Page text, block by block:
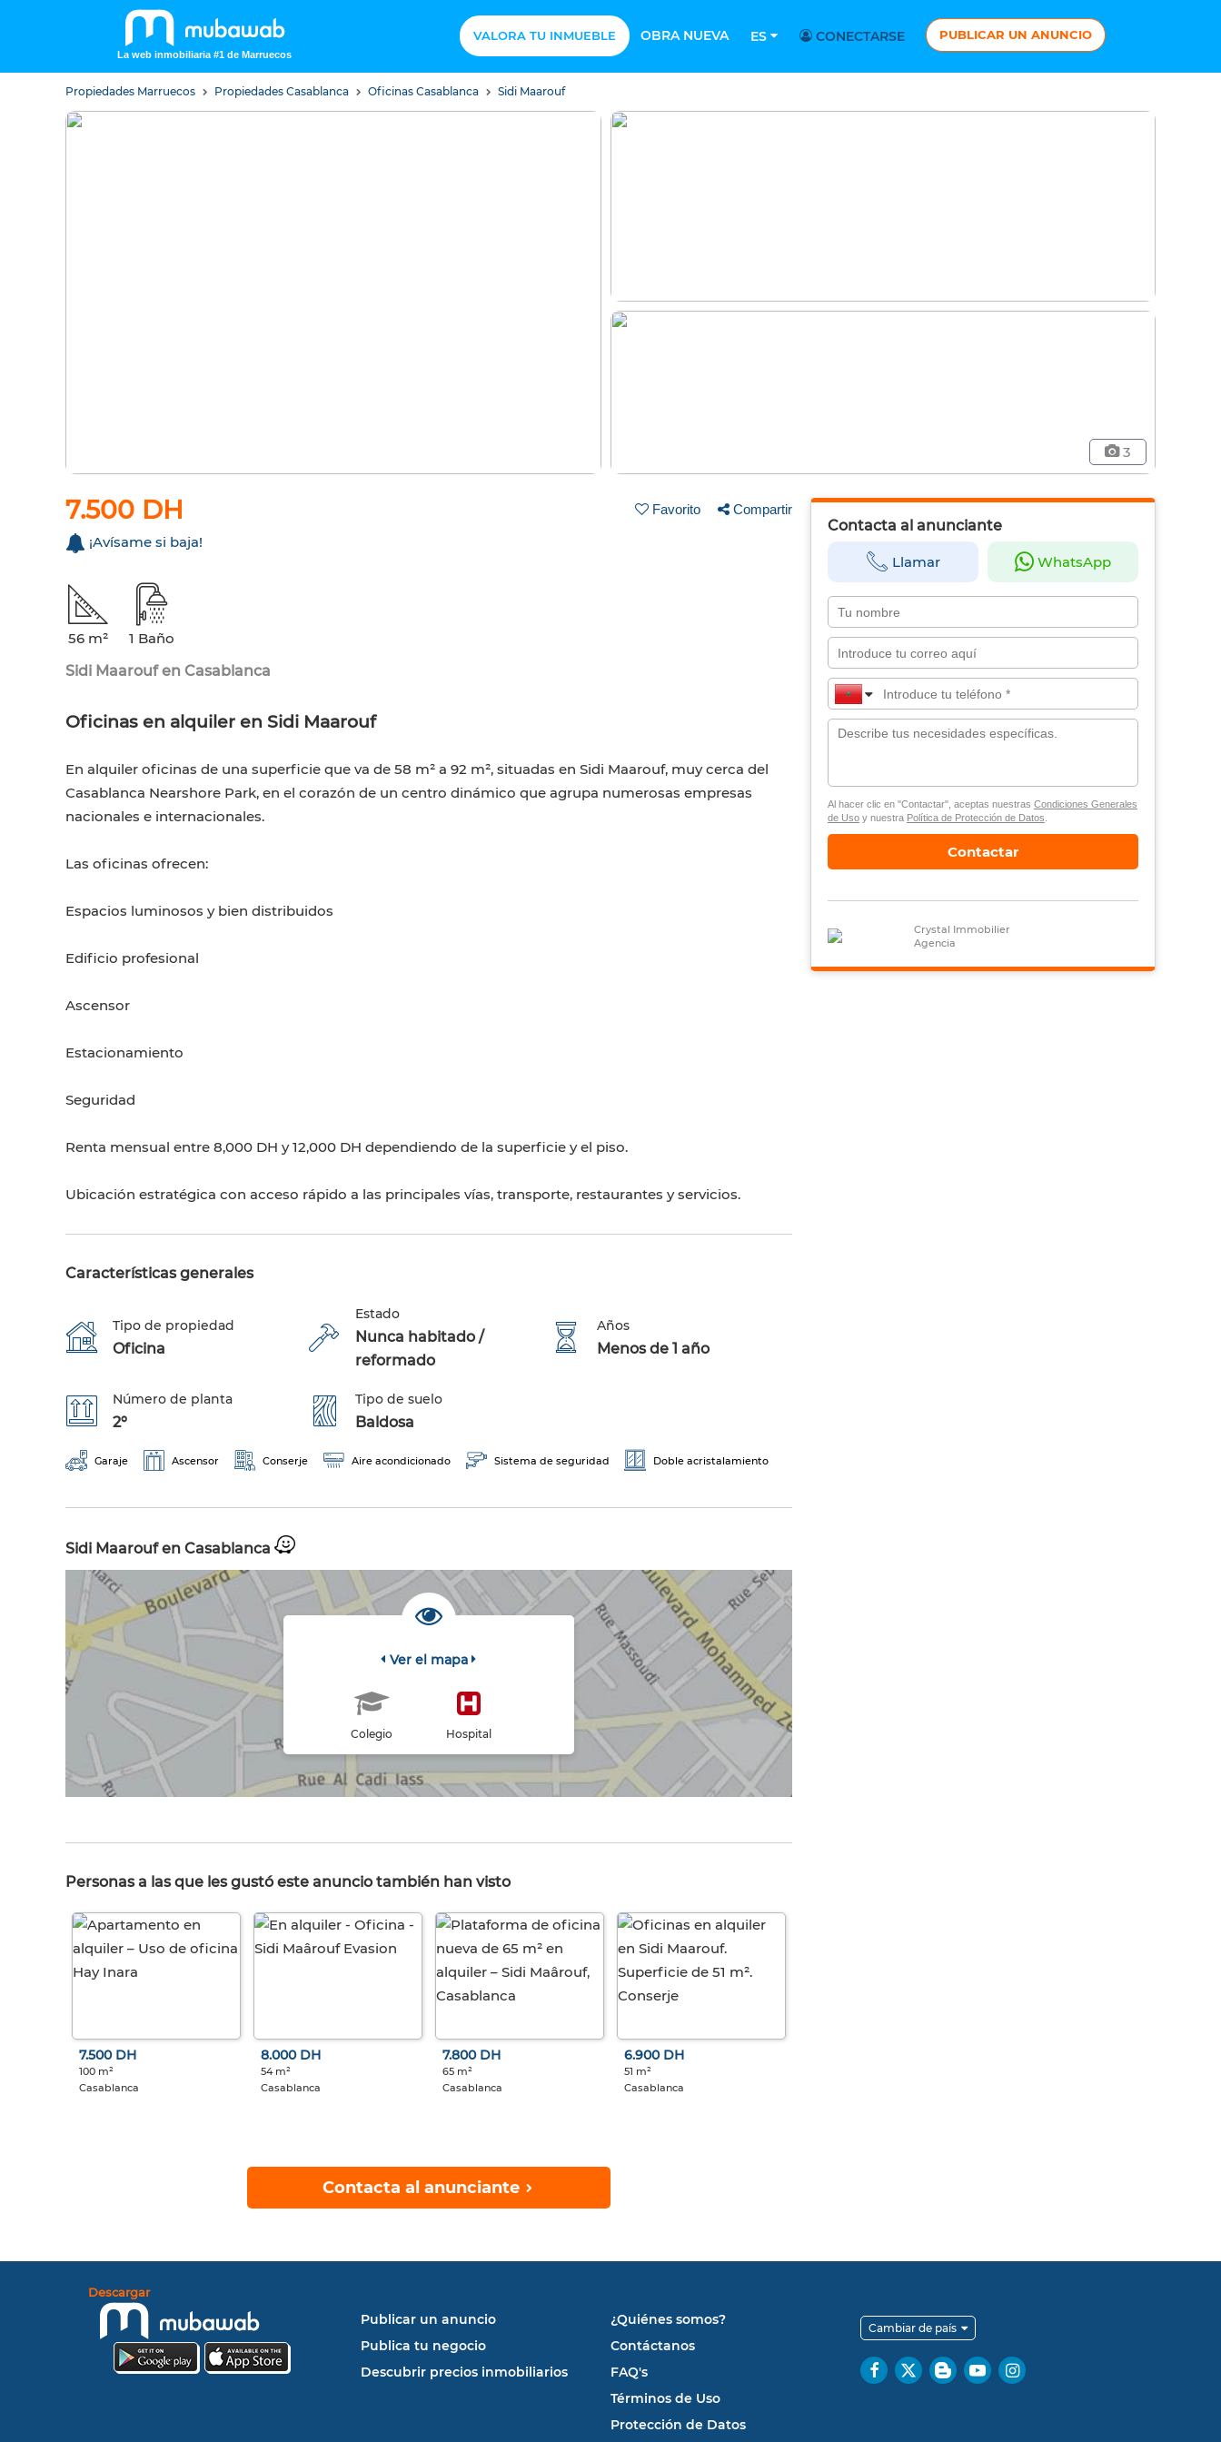
La web inmobiliaria #1 de Marruecos
VALORA TU INMUEBLE OBRA NUEVA ES CONECTARSE PUBLICAR UN ANUNCIO
Propiedades Marruecos Propiedades Casablanca Oficinas Casablanca Sidi Maarouf
3
7.500 DH Favorito Compartir
¡Avísame si baja!
56 m²
1 Baño
Sidi Maarouf en Casablanca
Oficinas en alquiler en Sidi Maarouf
En alquiler oficinas de una superficie que va de 58 m² a 92 m², situadas en Sidi Maarouf, muy cerca del
Casablanca Nearshore Park, en el corazón de un centro dinámico que agrupa numerosas empresas
nacionales e internacionales.
Las oficinas ofrecen:
Espacios luminosos y bien distribuidos
Edificio profesional
Ascensor
Estacionamiento
Seguridad
Renta mensual entre 8,000 DH y 12,000 DH dependiendo de la superficie y el piso.
Ubicación estratégica con acceso rápido a las principales vías, transporte, restaurantes y servicios.
Características generales
Tipo de propiedad
Oficina
Estado
Nunca habitado /
reformado
Años
Menos de 1 año
Número de planta
2º
Tipo de suelo
Baldosa
Garaje Ascensor Conserje Aire acondicionado Sistema de seguridad Doble acristalamiento
Sidi Maarouf en Casablanca
Ver el mapa
Colegio Hospital
Personas a las que les gustó este anuncio también han visto
7.500 DH
100 m²
Casablanca
8.000 DH
54 m²
Casablanca
7.800 DH
65 m²
Casablanca
6.900 DH
51 m²
Casablanca
Contacta al anunciante
Contacta al anunciante
Llamar WhatsApp
Al hacer clic en "Contactar", aceptas nuestras Condiciones Generales
de Usoy nuestra Política de Protección de Datos
Contactar
Crystal Immobilier
Agencia
Descargar
Publicar un anuncio
Publica tu negocio
Descubrir precios inmobiliarios
¿Quiénes somos?
Contáctanos
FAQ's
Términos de Uso
Protección de Datos
Cambiar de país